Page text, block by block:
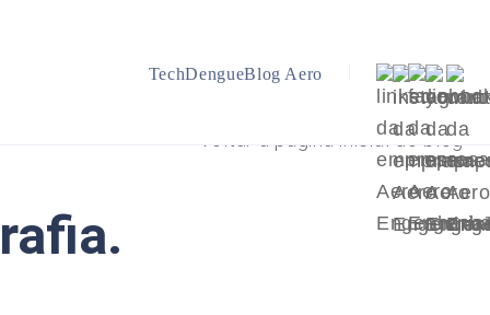
TechDengueBlog Aero
Voltar a página inicial do blog